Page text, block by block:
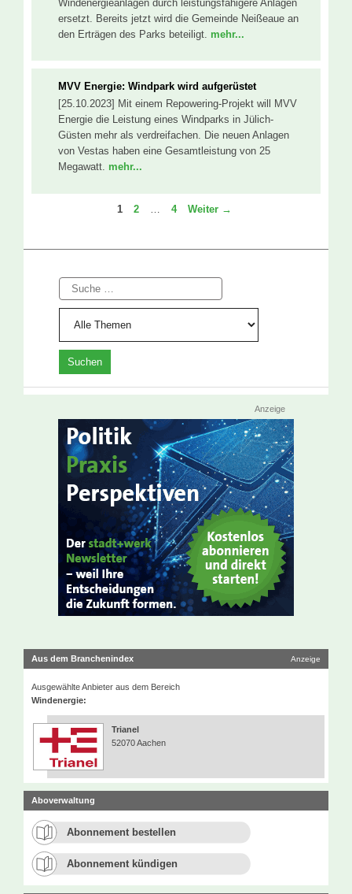
Windenergieanlagen durch leistungsfähigere Anlagen
ersetzt. Bereits jetzt wird die Gemeinde Neißeaue an
den Erträgen des Parks beteiligt. mehr...
MVV Energie: Windpark wird aufgerüstet
[25.10.2023] Mit einem Repowering-Projekt will MVV
Energie die Leistung eines Windparks in Jülich-
Güsten mehr als verdreifachen. Die neuen Anlagen
von Vestas haben eine Gesamtleistung von 25
Megawatt. mehr...
Seite
1 Seite
2 Seite
4 Weiter →
Suche
Anzeige
Aus dem Branchenindex Anzeige
Ausgewählte Anbieter aus dem Bereich
Windenergie:
Trianel
52070 Aachen
Aboverwaltung
Abonnement bestellen
Abonnement kündigen